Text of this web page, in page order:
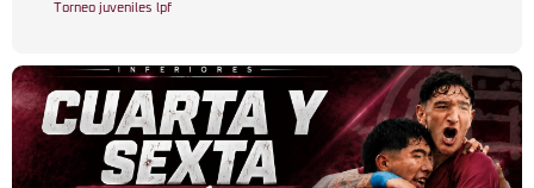
Torneo juveniles lpf